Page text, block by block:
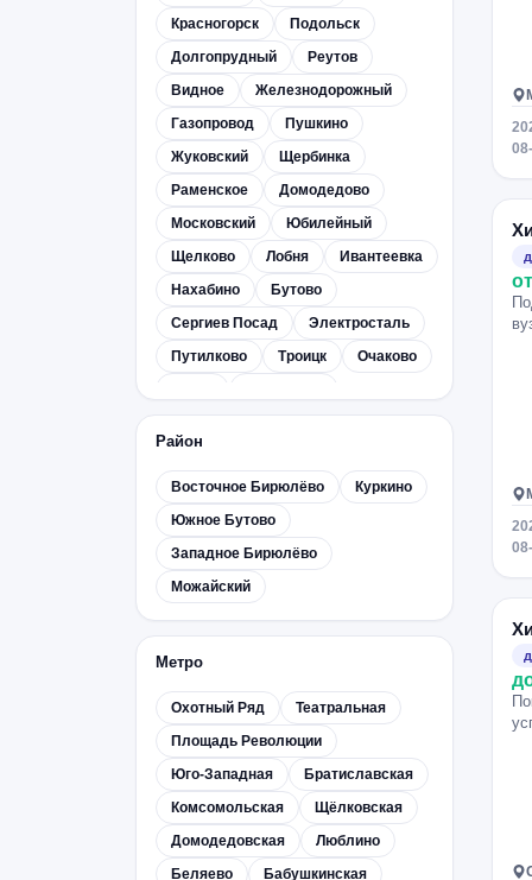
химическая кинетика
химия на английском языке
химия на китайском
химия на немецком языке
химия на французском языке
химия полимеров
ЦТ по химии
экологическая химия
экскурсии по химии
электрохимия
Красногорск
Подольск
Долгопрудный
Реутов
Видное
Железнодорожный
Газопровод
Пушкино
Жуковский
Щербинка
Раменское
Домодедово
Московский
Юбилейный
Щелково
Лобня
Ивантеевка
Нахабино
Бутово
Сергиев Посад
Электросталь
Путилково
Троицк
Очаково
Немчиновка
Андреевка
Серпухов
Фрязино
Октябрьский
Коммунарка
Климовск
Ватутинки
Коломна
Развилка
ВНИИССОК
Солнечногорск
Ховрино
Ступино
Сходня
Удельная
Воскресенск
Опалиха
Звенигород
Трехгорка
Дедовск
Дмитров
Лыткарино
Барвиха
Лесной городок
Район
Восточное Бирюлёво
Куркино
Южное Бутово
Западное Бирюлёво
Можайский
Метро
Охотный Ряд
Театральная
Площадь Революции
Юго-Западная
Братиславская
Комсомольская
Щёлковская
Домодедовская
Люблино
Беляево
Бабушкинская